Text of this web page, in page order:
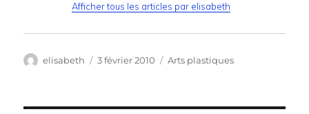
Afficher tous les articles par elisabeth
Auteur
elisabeth
Publié
3 février 2010 Catégories
Arts plastiques